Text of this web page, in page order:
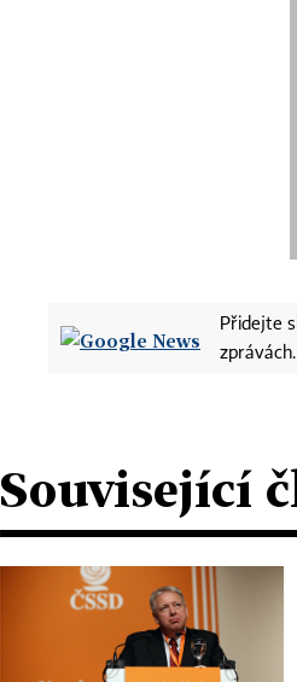
Přidejte
zprávách.
Související